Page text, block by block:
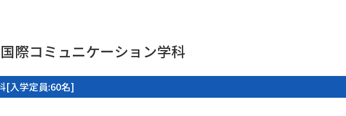
データサイエンス特集
進路の３択
新学年スタート号特集ペ
新学年スタート号特集ページ（高2生用
際コミュニケーション学科
[入学定員:60名]